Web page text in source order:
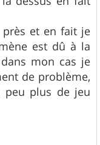
près et en fait je
est dû à la
mon cas je
de problème,
plus de jeu